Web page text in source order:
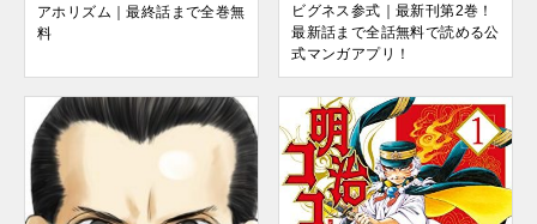
アホリズム｜最終話まで全巻無
料
ビグネス参式｜最新刊第2巻！
最新話まで全話無料で読める公
式マンガアプリ！